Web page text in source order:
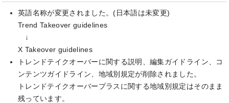
英語名称が変更されました。(日本語は未変更)
Trend Takeover guidelines
↓
X Takeover guidelines
トレンドテイクオーバーに関する説明、編集ガイドライン、コ
ンテンツガイドライン、地域別規定が削除されました。
トレンドテイクオーバープラスに関する地域別規定はそのまま
残っています。